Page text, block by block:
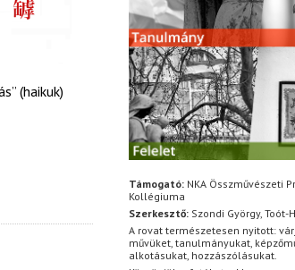
(haikuk)
Támogató: NKA Összművészeti
Kollégiuma
Szerkesztő: Szondi György, Toót-
A rovat természetesen nyitott:
művüket, tanulmányukat,
alkotásukat, hozzászólásukat.